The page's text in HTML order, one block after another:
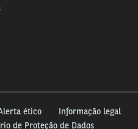
ético Informação legal
de Proteção de Dados